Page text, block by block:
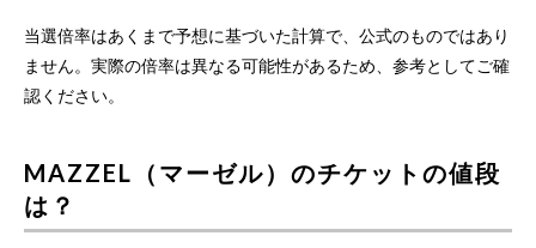
当選倍率はあくまで予想に基づいた計算で、公式のものではあり
ません。実際の倍率は異なる可能性があるため、参考としてご確
認ください。
MAZZEL（マーゼル）のチケットの値段
は？